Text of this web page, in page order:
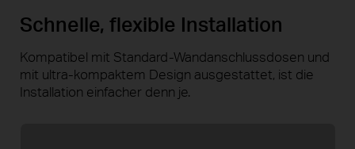
Schnelle, flexible Installation
Kompatibel mit Standard-Wandanschlussdosen und
mit ultra-kompaktem Design ausgestattet, ist die
Installation einfacher denn je.